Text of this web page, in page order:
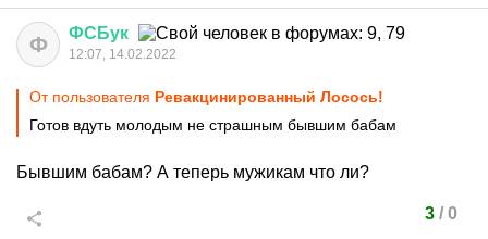
Ф ФСБук
12:07, 14.02.2022
От пользователя Ревакцинированный Лосось!
Готов вдуть молодым не страшным бывшим бабам
Бывшим бабам? А теперь мужикам что ли?
3/ 0